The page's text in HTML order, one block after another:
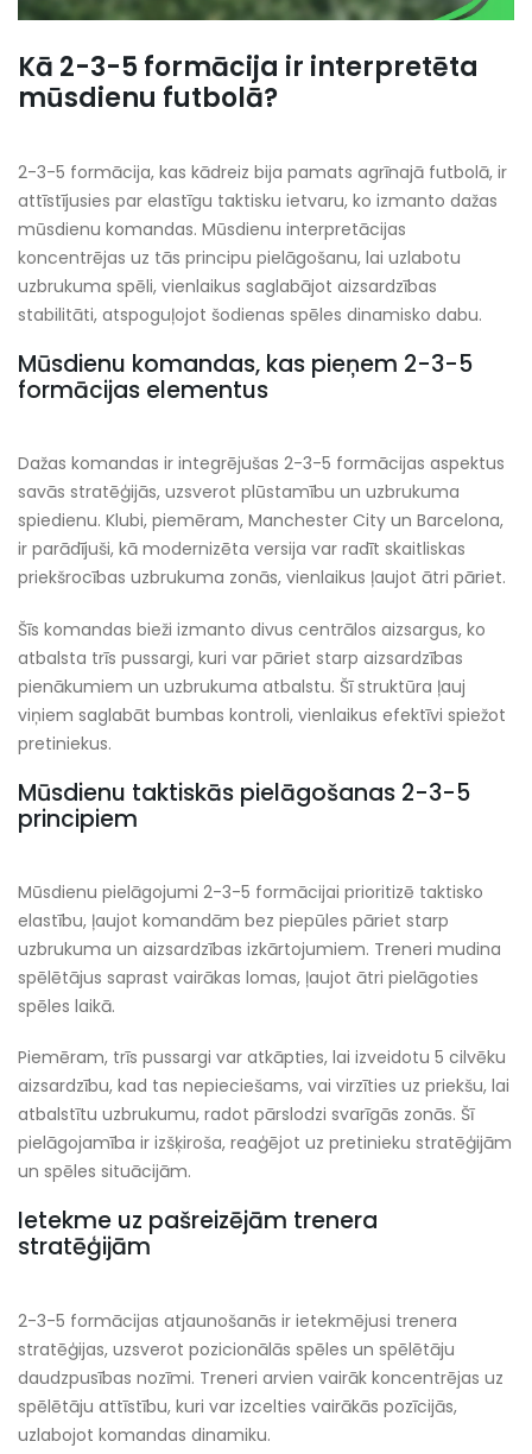
Kā 2-3-5 formācija ir interpretēta
mūsdienu futbolā?
2-3-5 formācija, kas kādreiz bija pamats agrīnajā futbolā, ir
attīstījusies par elastīgu taktisku ietvaru, ko izmanto dažas
mūsdienu komandas. Mūsdienu interpretācijas
koncentrējas uz tās principu pielāgošanu, lai uzlabotu
uzbrukuma spēli, vienlaikus saglabājot aizsardzības
stabilitāti, atspoguļojot šodienas spēles dinamisko dabu.
Mūsdienu komandas, kas pieņem 2-3-5
formācijas elementus
Dažas komandas ir integrējušas 2-3-5 formācijas aspektus
savās stratēģijās, uzsverot plūstamību un uzbrukuma
spiedienu. Klubi, piemēram, Manchester City un Barcelona,
ir parādījuši, kā modernizēta versija var radīt skaitliskas
priekšrocības uzbrukuma zonās, vienlaikus ļaujot ātri pāriet.
Šīs komandas bieži izmanto divus centrālos aizsargus, ko
atbalsta trīs pussargi, kuri var pāriet starp aizsardzības
pienākumiem un uzbrukuma atbalstu. Šī struktūra ļauj
viņiem saglabāt bumbas kontroli, vienlaikus efektīvi spiežot
pretiniekus.
Mūsdienu taktiskās pielāgošanas 2-3-5
principiem
Mūsdienu pielāgojumi 2-3-5 formācijai prioritizē taktisko
elastību, ļaujot komandām bez piepūles pāriet starp
uzbrukuma un aizsardzības izkārtojumiem. Treneri mudina
spēlētājus saprast vairākas lomas, ļaujot ātri pielāgoties
spēles laikā.
Piemēram, trīs pussargi var atkāpties, lai izveidotu 5 cilvēku
aizsardzību, kad tas nepieciešams, vai virzīties uz priekšu, lai
atbalstītu uzbrukumu, radot pārslodzi svarīgās zonās. Šī
pielāgojamība ir izšķiroša, reaģējot uz pretinieku stratēģijām
un spēles situācijām.
Ietekme uz pašreizējām trenera
stratēģijām
2-3-5 formācijas atjaunošanās ir ietekmējusi trenera
stratēģijas, uzsverot pozicionālās spēles un spēlētāju
daudzpusības nozīmi. Treneri arvien vairāk koncentrējas uz
spēlētāju attīstību, kuri var izcelties vairākās pozīcijās,
uzlabojot komandas dinamiku.